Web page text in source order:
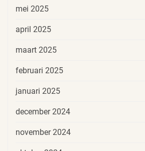
mei 2025
april 2025
maart 2025
februari 2025
januari 2025
december 2024
november 2024